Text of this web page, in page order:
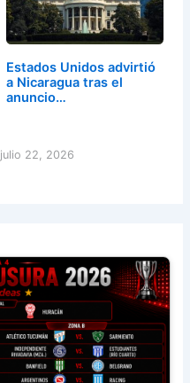
Estados Unidos advirtió
a Nicaragua tras el
anuncio…
julio 22, 2026